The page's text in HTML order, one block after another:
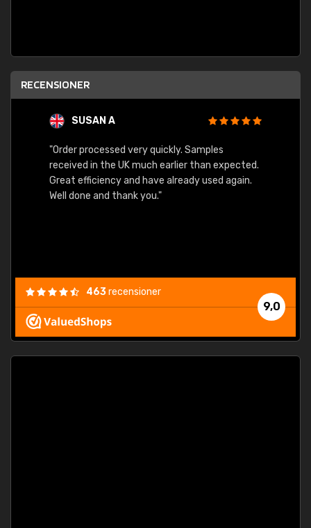
RECENSIONER
SUSAN A
"Order processed very quickly. Samples
received in the UK much earlier than expected.
Great efficiency and have already used again.
Well done and thank you."
9,0
463recensioner